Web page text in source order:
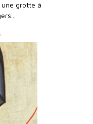
grotte à